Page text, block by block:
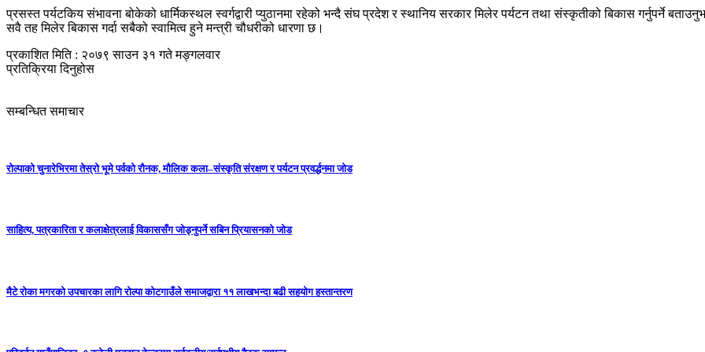
प्रसस्त पर्यटकिय संभावना बोकेको धार्मिकस्थल स्वर्गद्वारी प्युठानमा रहेको भन्दै संघ प्रदेश र स्थानिय सरकार मिलेर पर्यटन तथा संस्कृतीको बिकास गर्नुपर्ने
सवै तह मिलेर बिकास गर्दा सबैको स्वामित्व हुने मन्त्री चौधरीको धारणा छ।
प्रकाशित मिति : २०७९ साउन ३१ गते मङ्गलवार
प्रतिक्रिया दिनुहोस
सम्बन्धित समाचार
रोल्पाको चुनारेभिरमा तेस्रो भूमे पर्वको रौनक, मौलिक कला–संस्कृति संरक्षण र पर्यटन प्रवर्द्धनमा जोड
साहित्य, पत्रकारिता र कलाक्षेत्रलाई विकाससँग जोड्नुपर्ने सबिन प्रियासनको जोड
मैटे रोका मगरको उपचारका लागि रोल्पा कोटगाउँले समाजद्वारा ११ लाखभन्दा बढी सहयोग हस्तान्तरण